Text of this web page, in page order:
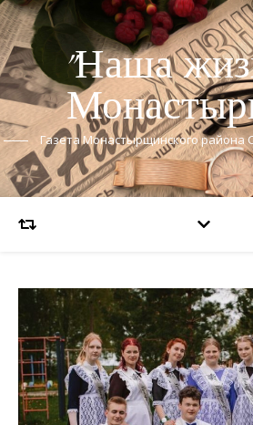
"Наша
Газета Монастырщинского района